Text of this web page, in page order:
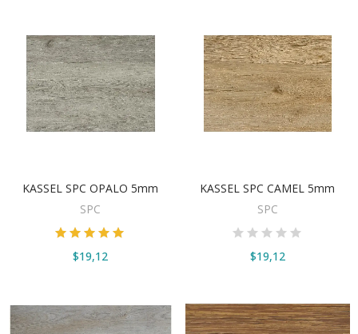
VER OPCIONES
KASSEL SPC OPALO 5mm
SPC
$19,12
VER OPCIONES
KASSEL SPC CAMEL 5mm
SPC
$19,12